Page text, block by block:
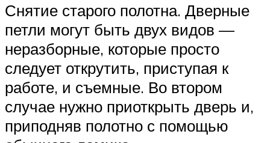
Снятие старого полотна. Дверные
петли могут быть двух видов —
неразборные, которые просто
следует открутить, приступая к
работе, и съемные. Во втором
случае нужно приоткрыть дверь и,
приподняв полотно с помощью